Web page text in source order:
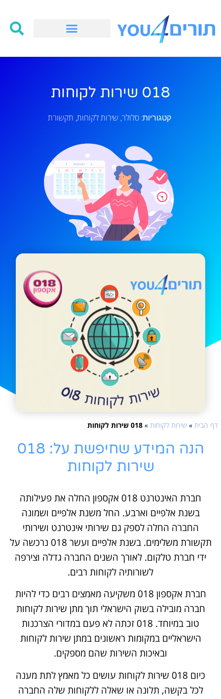
018 שירות לקוחות
קטגוריות: סלולר,שירות לקוחות, תקשורת
דף הבית » שירות לקוחות » 018 שירות לקוחות
הנה המידע שחיפשת על: 018
שירות לקוחות
חברת האינטרנט 018 אקספון החלה את פעילותה
בשנת אלפיים וארבע. החל משנת אלפיים ושמונה
החברה החלה לספק גם שירותי אינטרנט ושירותי
תקשורת משלימים. בשנת אלפיים ועשר 018 נרכשה על
ידי חברת טלקום. לאורך השנים החברה גדלה וצירפה
לשורותיה לקוחות רבים.
חברת אקספון 018 משקיעה מאמצים רבים כדי להיות
חברה מובילה בשוק הישראלי תוך מתן שירות לקוחות
טוב במיוחד. 018 זכתה לא פעם במדורי הצרכנות
הישראליים במקומות ראשונים במתן שירות לקוחות
ובאיכות השירות שהם מספקים.
כיום 018 שירות לקוחות עושים כל מאמץ לתת מענה
לכל בקשה, תלונה או שאלה ללקוחות שלה החברה